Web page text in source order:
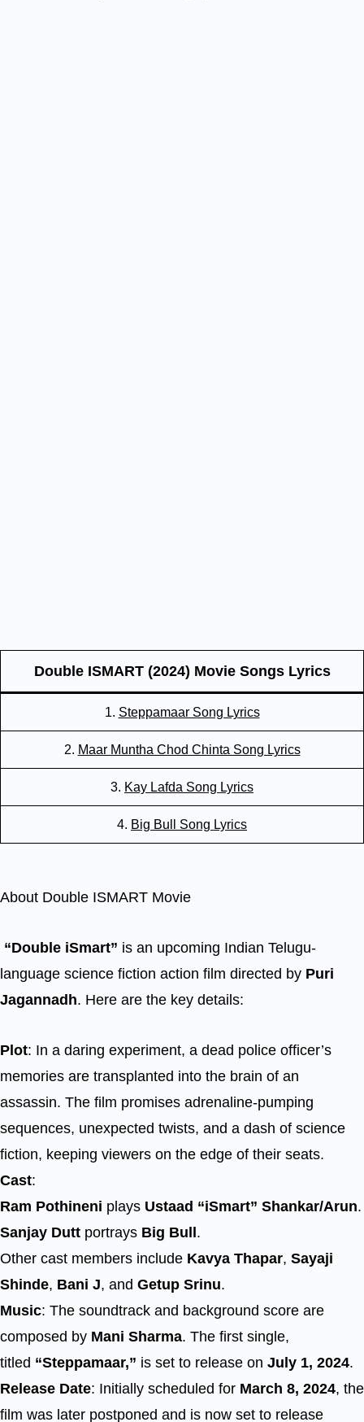
Double ISMART (2024) Movie Songs Lyrics
1. Steppamaar Song Lyrics
2. Maar Muntha Chod Chinta Song Lyrics
3. Kay Lafda Song Lyrics
4. Big Bull Song Lyrics
About Double ISMART Movie
“Double iSmart” is an upcoming Indian Telugu-
language science fiction action film directed by Puri
Jagannadh. Here are the key details:
Plot: In a daring experiment, a dead police officer’s
memories are transplanted into the brain of an
assassin. The film promises adrenaline-pumping
sequences, unexpected twists, and a dash of science
fiction, keeping viewers on the edge of their seats.
Cast:
Ram Pothineni plays Ustaad “iSmart” Shankar/Arun.
Sanjay Dutt portrays Big Bull .
Other cast members include Kavya Thapar, Sayaji
Shinde, Bani J, and Getup Srinu.
Music: The soundtrack and background score are
composed by Mani Sharma. The first single,
titled “Steppamaar,” is set to release on July 1, 2024.
Release Date: Initially scheduled for March 8, 2024, the
film was later postponed and is now set to release